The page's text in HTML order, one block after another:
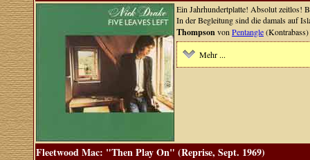
Ein Jahrhundertplatte! Absolut zeitlos!
In der Begleitung sind die damals auf
Thompsonvon Pentangle
Mehr ...
Fleetwood Mac: "Then Play On" (Reprise, Sept. 1969)